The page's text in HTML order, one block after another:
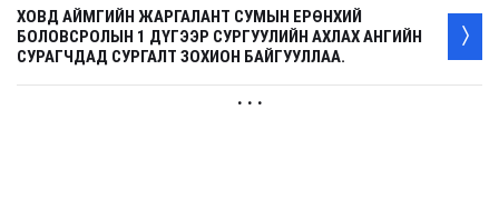
ХОВД АЙМГИЙН ЖАРГАЛАНТ СУМЫН ЕРӨНХИЙ
БОЛОВСРОЛЫН 1 ДҮГЭЭР СУРГУУЛИЙН АХЛАХ АНГИЙН
СУРАГЧДАД СУРГАЛТ ЗОХИОН БАЙГУУЛЛАА.
. . .